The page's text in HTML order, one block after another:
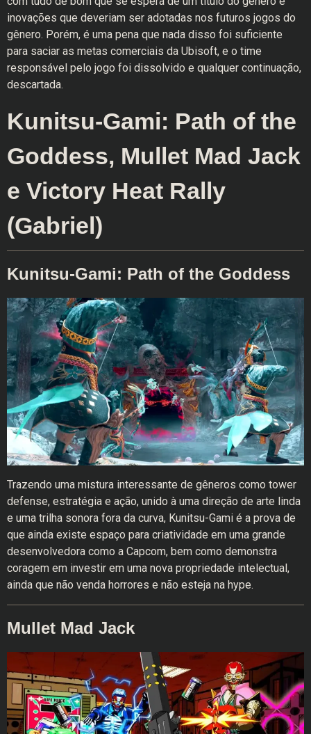
inovações que deveriam ser adotadas nos futuros jogos do
gênero. Porém, é uma pena que nada disso foi suficiente
para saciar as metas comerciais da Ubisoft, e o time
responsável pelo jogo foi dissolvido e qualquer continuação,
descartada.
Kunitsu-Gami: Path of the
Goddess, Mullet Mad Jack
e Victory Heat Rally
(Gabriel)
Kunitsu-Gami: Path of the Goddess
Trazendo uma mistura interessante de gêneros como tower
defense, estratégia e ação, unido à uma direção de arte linda
e uma trilha sonora fora da curva, Kunitsu-Gami é a prova de
que ainda existe espaço para criatividade em uma grande
desenvolvedora como a Capcom, bem como demonstra
coragem em investir em uma nova propriedade intelectual,
ainda que não venda horrores e não esteja na hype.
Mullet Mad Jack